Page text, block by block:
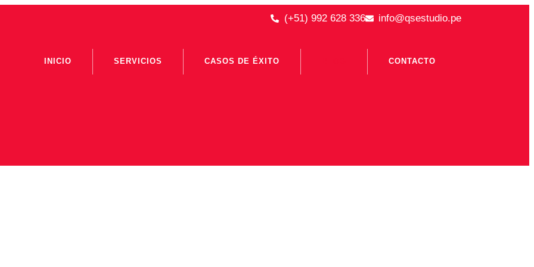
(+51) 992 628 336 info@qsestudio.pe
INICIO SERVICIOS CASOS DE ÉXITO CONTACTO